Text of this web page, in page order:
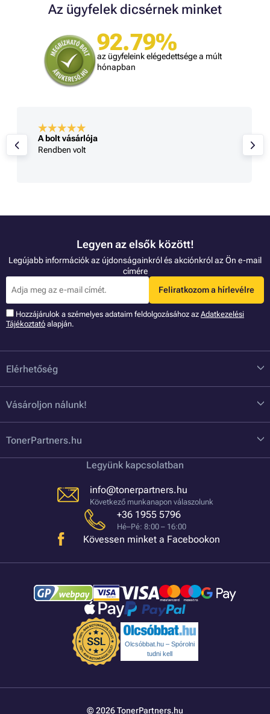
Az ügyfelek dicsérnek minket
92.79%
az ügyfeleink elégedettsége a múlt
hónapban
A bolt vásárlója
Rendben volt
Legyen az elsők között!
Legújabb információk az újdonságainkról és akciónkról az Ön e-mail
címére
Feliratkozom a hírlevélre
Hozzájárulok a szémelyes adataim feldolgozásához az Adatkezelési
Tájékoztató alapján.
Elérhetőség
Vásároljon nálunk!
TonerPartners.hu
Legyünk kapcsolatban
info@tonerpartners.hu
Következő munkanapon válaszolunk
+36 1955 5796
Hé–Pé: 8:00 – 16:00
Kövessen minket a Facebookon
Olcsóbbat.hu – Spórolni
tudni kell
© 2026 TonerPartners.hu